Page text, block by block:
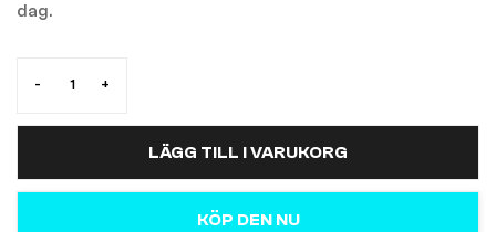
dag.
- +
LÄGG TILL I VARUKORG
KÖP DEN NU